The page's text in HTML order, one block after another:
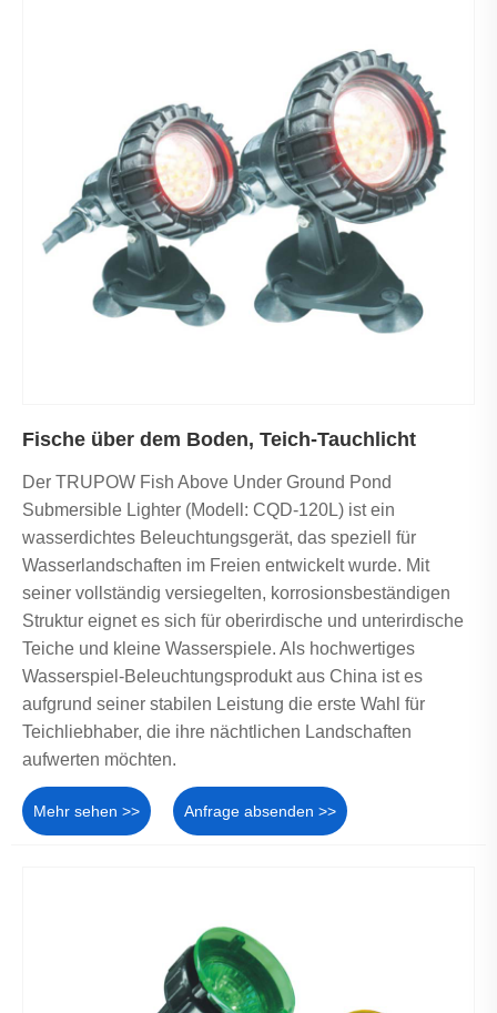
Fische über dem Boden, Teich-Tauchlicht
Der TRUPOW Fish Above Under Ground Pond
Submersible Lighter (Modell: CQD-120L) ist ein
wasserdichtes Beleuchtungsgerät, das speziell für
Wasserlandschaften im Freien entwickelt wurde. Mit
seiner vollständig versiegelten, korrosionsbeständigen
Struktur eignet es sich für oberirdische und unterirdische
Teiche und kleine Wasserspiele. Als hochwertiges
Wasserspiel-Beleuchtungsprodukt aus China ist es
aufgrund seiner stabilen Leistung die erste Wahl für
Teichliebhaber, die ihre nächtlichen Landschaften
aufwerten möchten.
Mehr sehen >> Anfrage absenden >>